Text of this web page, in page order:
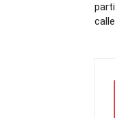
calle